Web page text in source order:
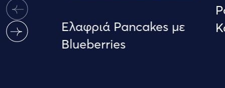
Ελαφριά Pancakes με
Blueberries